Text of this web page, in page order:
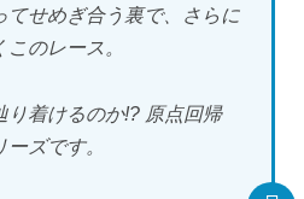
てせめぎ合う裏で、さらに
のレース。
り着けるのか!? 原点回帰
ズです。